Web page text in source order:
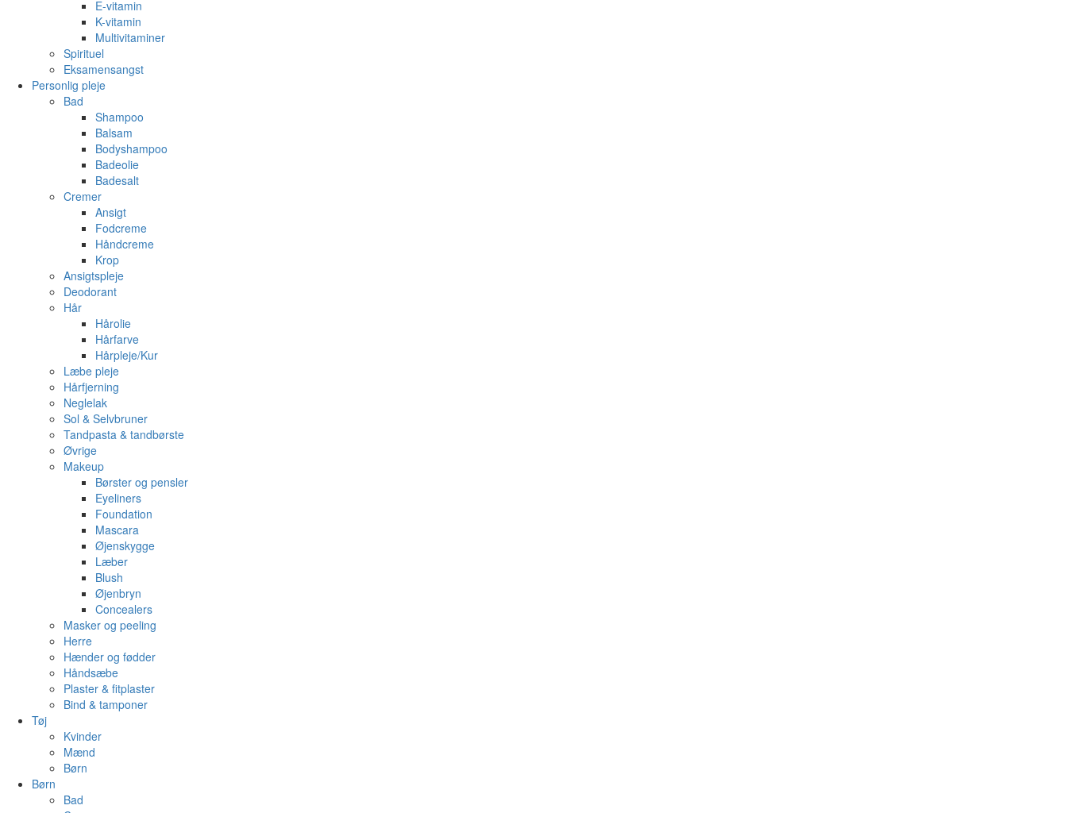
E-vitamin
K-vitamin
Multivitaminer
Spirituel
Eksamensangst
Personlig pleje
Bad
Shampoo
Balsam
Bodyshampoo
Badeolie
Badesalt
Cremer
Ansigt
Fodcreme
Håndcreme
Krop
Ansigtspleje
Deodorant
Hår
Hårolie
Hårfarve
Hårpleje/Kur
Læbe pleje
Hårfjerning
Neglelak
Sol & Selvbruner
Tandpasta & tandbørste
Øvrige
Makeup
Børster og pensler
Eyeliners
Foundation
Mascara
Øjenskygge
Læber
Blush
Øjenbryn
Concealers
Masker og peeling
Herre
Hænder og fødder
Håndsæbe
Plaster & fitplaster
Bind & tamponer
Tøj
Kvinder
Mænd
Børn
Børn
Bad